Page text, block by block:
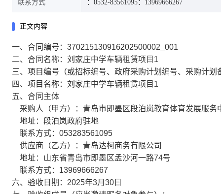
联系方式 ：0532-83561095：13969666267
正文内容
一、合同编号：370215130916202500002_001
二、合同名称：刘家庄中学车辆租赁项目1
三、项目编号（或招标编号、政府采购计划编号、采购计
四、项目名称：刘家庄中学车辆租赁项目1
五、合同主体
采购人（甲方）：青岛市即墨区段泊岚教育体育发展服务
地址：段泊岚政府驻地
联系方式：053283561095
供应商（乙方）：青岛达柯商务有限公司
地址：山东省青岛市即墨区孟沙河一路74号
联系方式：13969666267
六、验收日期：2025年3月30日